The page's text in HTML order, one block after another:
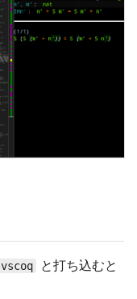
vscoq
と打ち込むと